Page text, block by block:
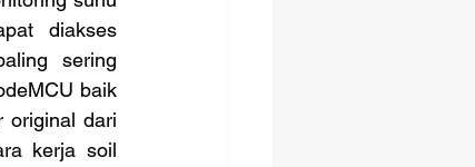
diakses
sering
baik
original dari
kerja soil